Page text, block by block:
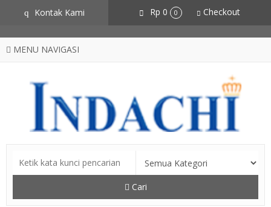
CZSZneA0L2iOfvN5RZSxYVS3hlCgtJbz-AXdpJhJNME
q Kontak Kami Rp 0 0 Checkout
MENU NAVIGASI
Cari